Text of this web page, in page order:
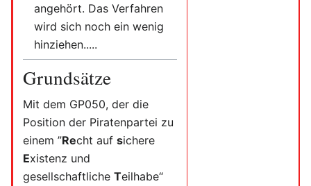
angehört. Das Verfahren
wird sich noch ein wenig
hinziehen.....
Grundsätze
Mit dem GP050, der die
Position der Piratenpartei zu
einem ”Recht auf sichere
Existenz und
gesellschaftliche Teilhabe“